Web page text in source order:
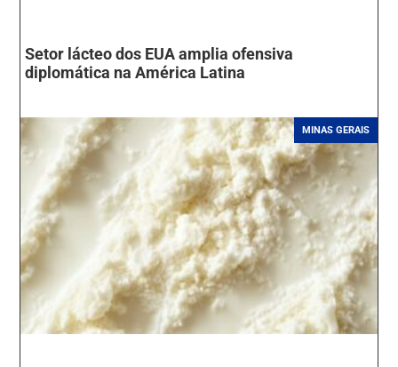
Setor lácteo dos EUA amplia ofensiva
diplomática na América Latina
MINAS GERAIS